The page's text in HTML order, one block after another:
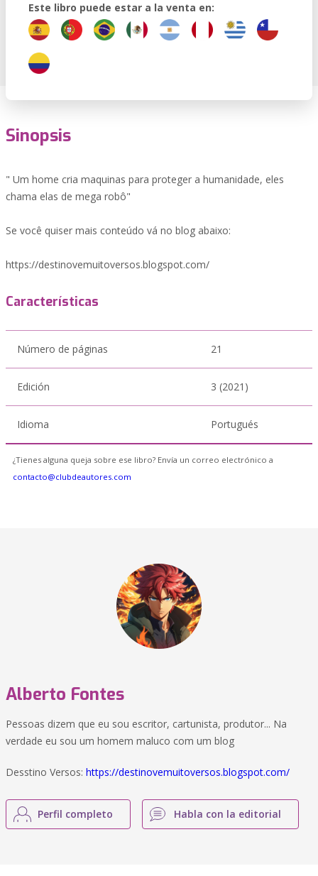
Este libro puede estar a la venta en:
Sinopsis
" Um home cria maquinas para proteger a humanidade, eles
chama elas de mega robô"
Se você quiser mais conteúdo vá no blog abaixo:
https://destinovemuitoversos.blogspot.com/
Características
Número de páginas 21
Edición 3 (2021)
Idioma Portugués
¿Tienes alguna queja sobre ese libro? Envía un correo electrónico a
contacto@clubdeautores.com
Alberto Fontes
Pessoas dizem que eu sou escritor, cartunista, produtor... Na
verdade eu sou um homem maluco com um blog
Desstino Versos: https://destinovemuitoversos.blogspot.com/
Perfil completo Habla con la editorial